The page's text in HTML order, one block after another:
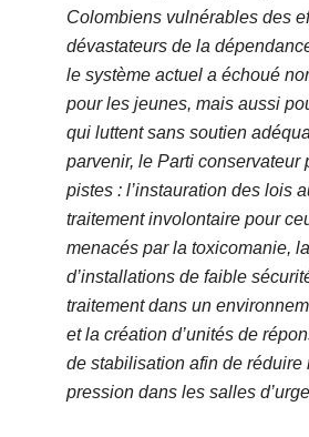
Colombiens vulnérables des
dévastateurs de la
le système actuel a échoué
pour les jeunes, mais aussi
qui luttent sans soutien
parvenir, le Parti conservateur
pistes : l’instauration des lois
traitement involontaire pour
menacés par la toxicomanie,
d’installations de faible
traitement dans un
et la création d’unités de
de stabilisationafin de réduire
pression dans les salles